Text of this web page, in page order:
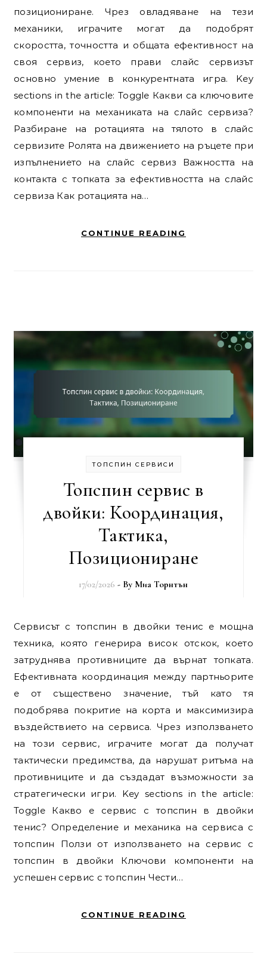
позициониране. Чрез овладяване на тези
механики, играчите могат да подобрят
скоростта, точността и общата ефективност на
своя сервиз, което прави слайс сервизът
основно умение в конкурентната игра. Key
sections in the article: Toggle Какви са ключовите
компоненти на механиката на слайс сервиза?
Разбиране на ротацията на тялото в слайс
сервизите Ролята на движението на ръцете при
изпълнението на слайс сервиз Важността на
контакта с топката за ефективността на слайс
сервиза Как ротацията на…
CONTINUE READING
ТОПСПИН СЕРВИСИ
Топспин сервис в
двойки: Координация,
Тактика,
Позициониране
17/02/2026 - By Миа Торнтън
Сервисът с топспин в двойки тенис е мощна
техника, която генерира висок отскок, което
затруднява противниците да върнат топката.
Ефективната координация между партньорите
е от съществено значение, тъй като тя
подобрява покритие на корта и максимизира
въздействието на сервиса. Чрез използването
на този сервис, играчите могат да получат
тактически предимства, да нарушат ритъма на
противниците и да създадат възможности за
стратегически игри. Key sections in the article:
Toggle Какво е сервис с топспин в двойки
тенис? Определение и механика на сервиса с
топспин Ползи от използването на сервис с
топспин в двойки Ключови компоненти на
успешен сервис с топспин Чести…
CONTINUE READING